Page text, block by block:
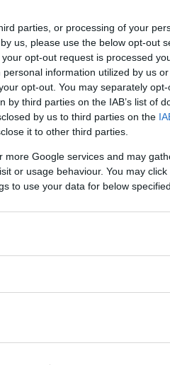
parties, or processing of your
us, please use the below opt-out
opt-out request is processed
information utilized by us
opt-out. You may separately
third parties on the IAB’s list of
by us to third parties on the
it to other third parties.
Google services and may
or usage behaviour. You may
to use your data for below
modell.
lika